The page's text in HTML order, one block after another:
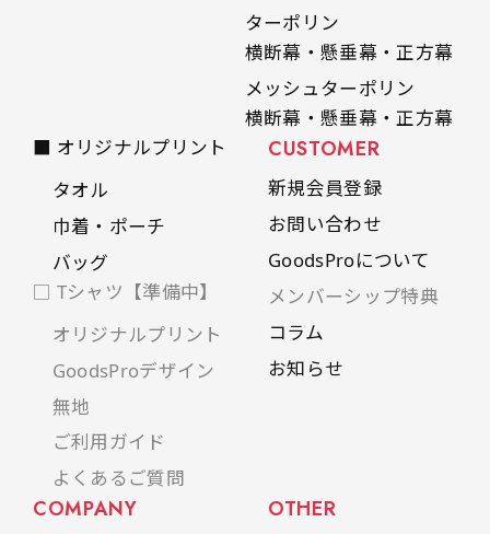
ターポリン
横断幕・懸垂幕・正方幕
メッシュターポリン
横断幕・懸垂幕・正方幕
■ オリジナルプリント
タオル
巾着・ポーチ
バッグ
□ Tシャツ【準備中】
オリジナルプリント
GoodsProデザイン
無地
ご利用ガイド
よくあるご質問
CUSTOMER
新規会員登録
お問い合わせ
GoodsProについて
メンバーシップ特典
コラム
お知らせ
COMPANY OTHER